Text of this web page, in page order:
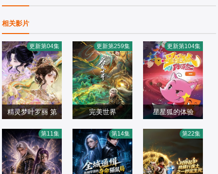
相关影片
精灵梦叶罗丽 第
国产动漫
2026/中国大陆
更新第04集
完美世界
楚越,阎么么,宣晓
鸣
国产动漫
2021/大陆
更新第259集
星星狐的体验
国产动漫
2012/中国大陆
更新第104集
第11集 第14集 第22集